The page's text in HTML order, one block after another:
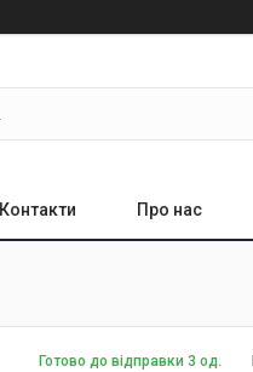
Контакти Про нас
Готово до відправки 3 од.